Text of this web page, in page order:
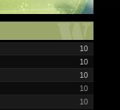
10
10
10
10
10